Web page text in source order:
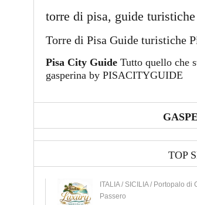
torre di pisa, guide
Torre di Pisa Guide turistiche
Pisa City GuideTutto quello che
gasperina by PISACITYGUIDE
TOP
ITALIA / SICILIA / Portopalo di
Passero